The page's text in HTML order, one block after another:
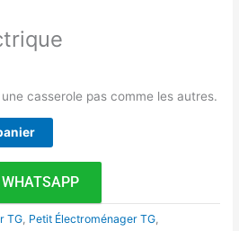
casserole pas comme les autres.
TG, Petit Électroménager TG,